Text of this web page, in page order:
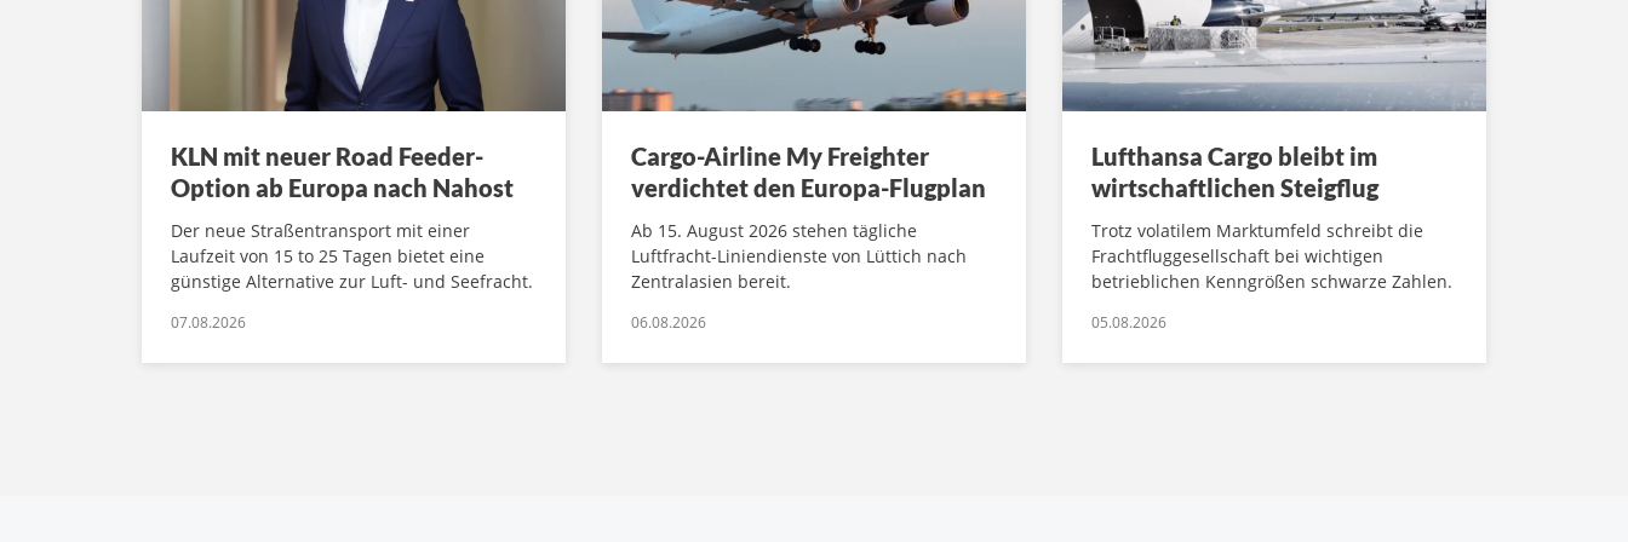
KLN mit neuer Road Feeder-
Option ab Europa nach Nahost
Der neue Straßentransport mit einer
Laufzeit von 15 to 25 Tagen bietet eine
günstige Alternative zur Luft- und Seefracht.
07.08.2026
Cargo-Airline My Freighter
verdichtet den Europa-Flugplan
Ab 15. August 2026 stehen tägliche
Luftfracht-Liniendienste von Lüttich nach
Zentralasien bereit.
06.08.2026
Lufthansa Cargo bleibt im
wirtschaftlichen Steigflug
Trotz volatilem Marktumfeld schreibt die
Frachtfluggesellschaft bei wichtigen
betrieblichen Kenngrößen schwarze Zahlen.
05.08.2026